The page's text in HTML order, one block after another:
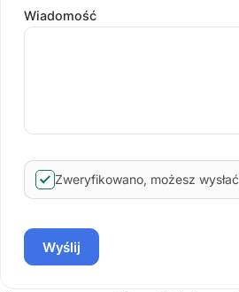
Wiadomość
Zweryfikowano, możesz wysłać
Wyślij